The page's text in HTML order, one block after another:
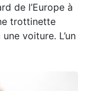
de l’Europe à
trottinette
voiture. L’un